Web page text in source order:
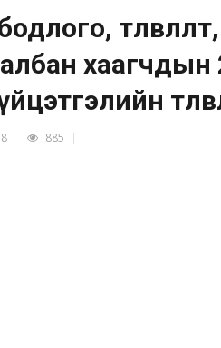
хаагчдын
885